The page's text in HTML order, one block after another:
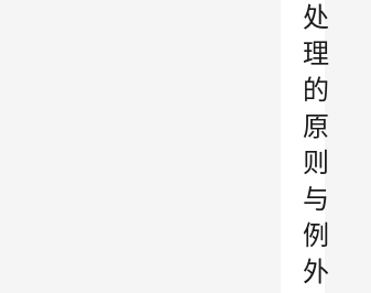
处
理
的
原
则
与
例
外